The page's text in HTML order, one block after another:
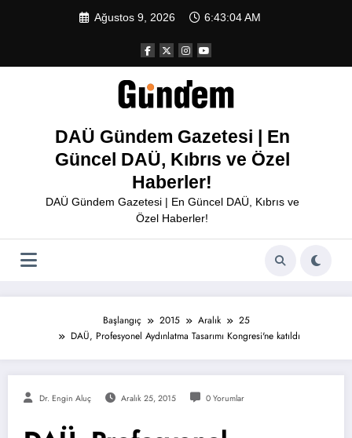
Ağustos 9, 2026 6:43:04 AM
DAÜ Gündem Gazetesi | En
Güncel DAÜ, Kıbrıs ve Özel
Haberler!
DAÜ Gündem Gazetesi | En Güncel DAÜ, Kıbrıs ve
Özel Haberler!
Başlangıç 2015 Aralık
25
DAÜ, Profesyonel Aydınlatma Tasarımı Kongresi'ne katıldı
Dr. Engin Aluç Aralık 25, 2015 0 Yorumlar